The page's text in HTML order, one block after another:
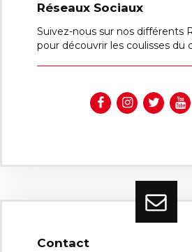
Réseaux Sociaux
Suivez-nous sur nos différents
pour découvrir les coulisses du
Contact